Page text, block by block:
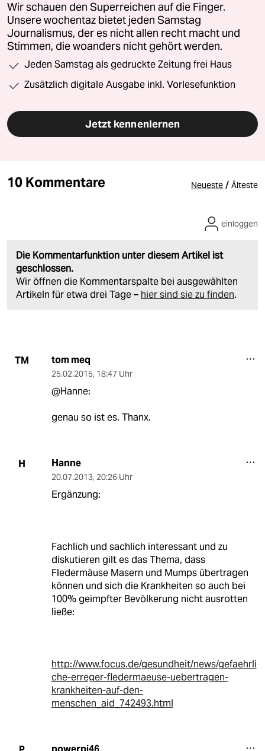
Wir schauen den Superreichen auf die Finger.
Unsere wochentaz bietet jeden Samstag
Journalismus, der es nicht allen recht macht und
Stimmen, die woanders nicht gehört werden.
Jeden Samstag als gedruckte Zeitung frei Haus
Zusätzlich digitale Ausgabe inkl. Vorlesefunktion
Jetzt kennenlernen
10 Kommentare Neueste / Älteste
Die Kommentarfunktion unter diesem Artikel ist
geschlossen.
Wir öffnen die Kommentarspalte bei ausgewählten
Artikeln für etwa drei Tage – hier sind sie zu finden.
einloggen
TM tom meq
25.02.2015, 18:47 Uhr
@Hanne:
genau so ist es. Thanx.
H Hanne
20.07.2013, 20:26 Uhr
Ergänzung:
Fachlich und sachlich interessant und zu
diskutieren gilt es das Thema, dass
Fledermäuse Masern und Mumps übertragen
können und sich die Krankheiten so auch bei
100% geimpfter Bevölkerung nicht ausrotten
ließe:
http://www.focus.de/gesundheit/news/gefaehrli
che-erreger-fledermaeuse-uebertragen-
krankheiten-auf-den-
menschen_aid_742493.html